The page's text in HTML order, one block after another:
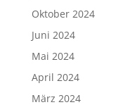
Oktober 2024
Juni 2024
Mai 2024
April 2024
März 2024